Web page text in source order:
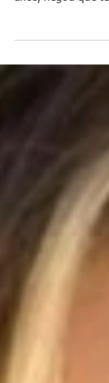
Giovanna
indireta
Atriz esclarece:
Reprodução/
anos, negou que